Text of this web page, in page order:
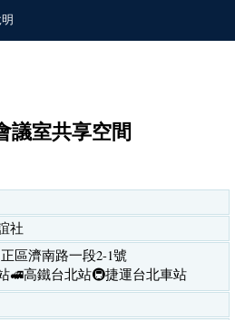
議室共享空間
社
區濟南路一段2-1號
🚅高鐵台北站🚇捷運台北車站